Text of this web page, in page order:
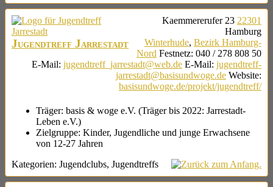
Jugendtreff Jarrestadt
Kaemmererufer 23 22301
Hamburg
Winterhude, Bezirk Hamburg-
Nord Festnetz: 040 / 278 808 50
E-Mail: jugendtreff_jarrestadt@web.de E-Mail: jugendtreff-
jarrestadt@basisundwoge.de Website:
basisundwoge.de/projekt/jugendtreff/
Träger: basis & woge e.V. (Träger bis 2022: Jarrestadt-
Leben e.V.)
Zielgruppe: Kinder, Jugendliche und junge Erwachsene
von 12-27 Jahren
Kategorien: Jugendclubs, Jugendtreffs